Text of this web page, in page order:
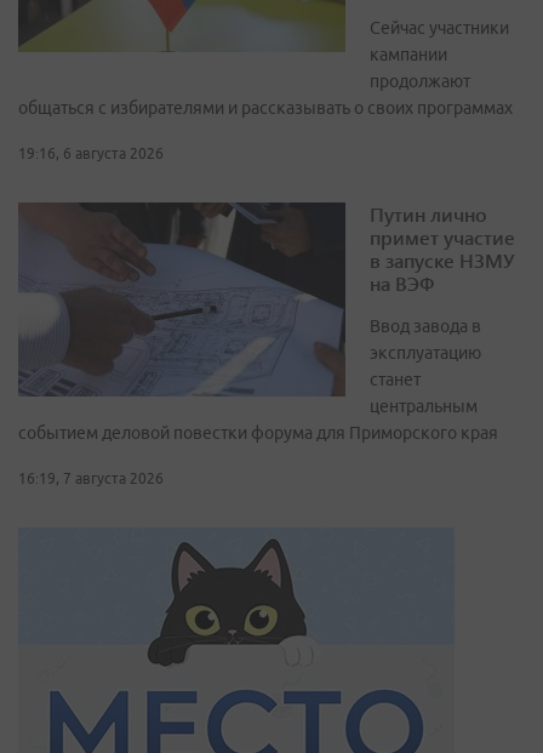
Сейчас участники
кампании
продолжают
общаться с избирателями и рассказывать о своих программах
19:16, 6 августа 2026
Путин лично
примет участие
в запуске НЗМУ
на ВЭФ
Ввод завода в
эксплуатацию
станет
центральным
событием деловой повестки форума для Приморского края
16:19, 7 августа 2026